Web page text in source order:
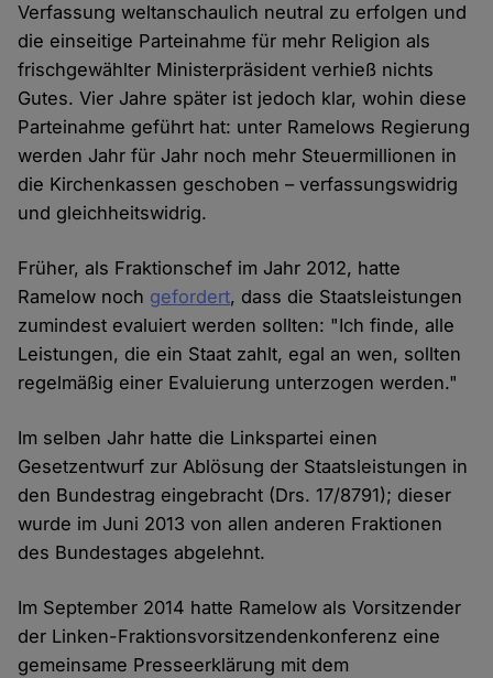
Verfassung weltanschaulich neutral zu erfolgen und
die einseitige Parteinahme für mehr Religion als
frischgewählter Ministerpräsident verhieß nichts
Gutes. Vier Jahre später ist jedoch klar, wohin diese
Parteinahme geführt hat: unter Ramelows Regierung
werden Jahr für Jahr noch mehr Steuermillionen in
die Kirchenkassen geschoben – verfassungswidrig
und gleichheitswidrig.
Früher, als Fraktionschef im Jahr 2012, hatte
Ramelow noch gefordert, dass die Staatsleistungen
zumindest evaluiert werden sollten: "Ich finde, alle
Leistungen, die ein Staat zahlt, egal an wen, sollten
regelmäßig einer Evaluierung unterzogen werden."
Im selben Jahr hatte die Linkspartei einen
Gesetzentwurf zur Ablösung der Staatsleistungen in
den Bundestrag eingebracht (Drs. 17/8791); dieser
wurde im Juni 2013 von allen anderen Fraktionen
des Bundestages abgelehnt.
Im September 2014 hatte Ramelow als Vorsitzender
der Linken-Fraktionsvorsitzendenkonferenz eine
gemeinsame Presseerklärung mit dem